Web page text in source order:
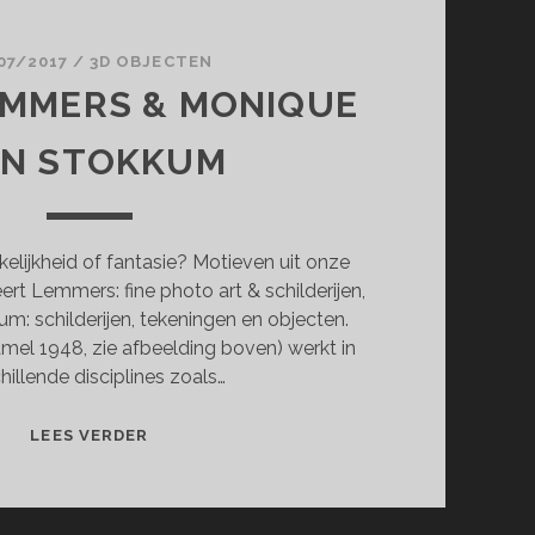
2017 / 3D OBJECTEN
& MONIQUE
STOKKUM
of fantasie? Motieven uit onze
Lemmers: fine photo art & schilderijen,
schilderijen, tekeningen en objecten.
1948, zie afbeelding boven) werkt in
disciplines zoals…
LEES VERDER